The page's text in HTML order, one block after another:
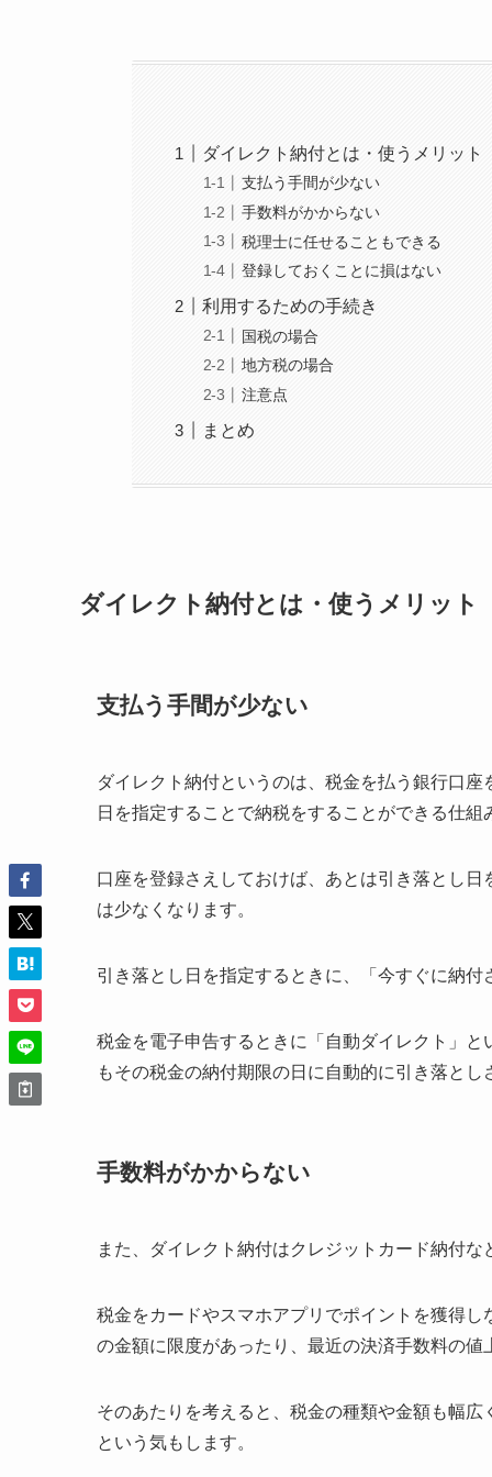
ダイレクト納付とは・使うメリット
支払う手間が少ない
手数料がかからない
税理士に任せることもできる
登録しておくことに損はない
利用するための手続き
国税の場合
地方税の場合
注意点
まとめ
ダイレクト納付とは・使うメリット
支払う手間が少ない
ダイレクト納付というのは、税金を払う銀行口
日を指定することで納税をすることができる仕組
口座を登録さえしておけば、あとは引き落とし
は少なくなります。
引き落とし日を指定するときに、「今すぐに納
税金を電子申告するときに「自動ダイレクト」
もその税金の納付期限の日に自動的に引き落と
手数料がかからない
また、ダイレクト納付はクレジットカード納付
税金をカードやスマホアプリでポイントを獲得
の金額に限度があったり、最近の決済手数料の
そのあたりを考えると、税金の種類や金額も幅
という気もします。